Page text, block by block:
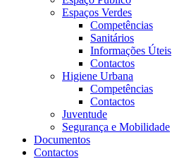
Espaços Verdes
Competências
Sanitários
Informações Úteis
Contactos
Higiene Urbana
Competências
Contactos
Juventude
Segurança e Mobilidade
Documentos
Contactos